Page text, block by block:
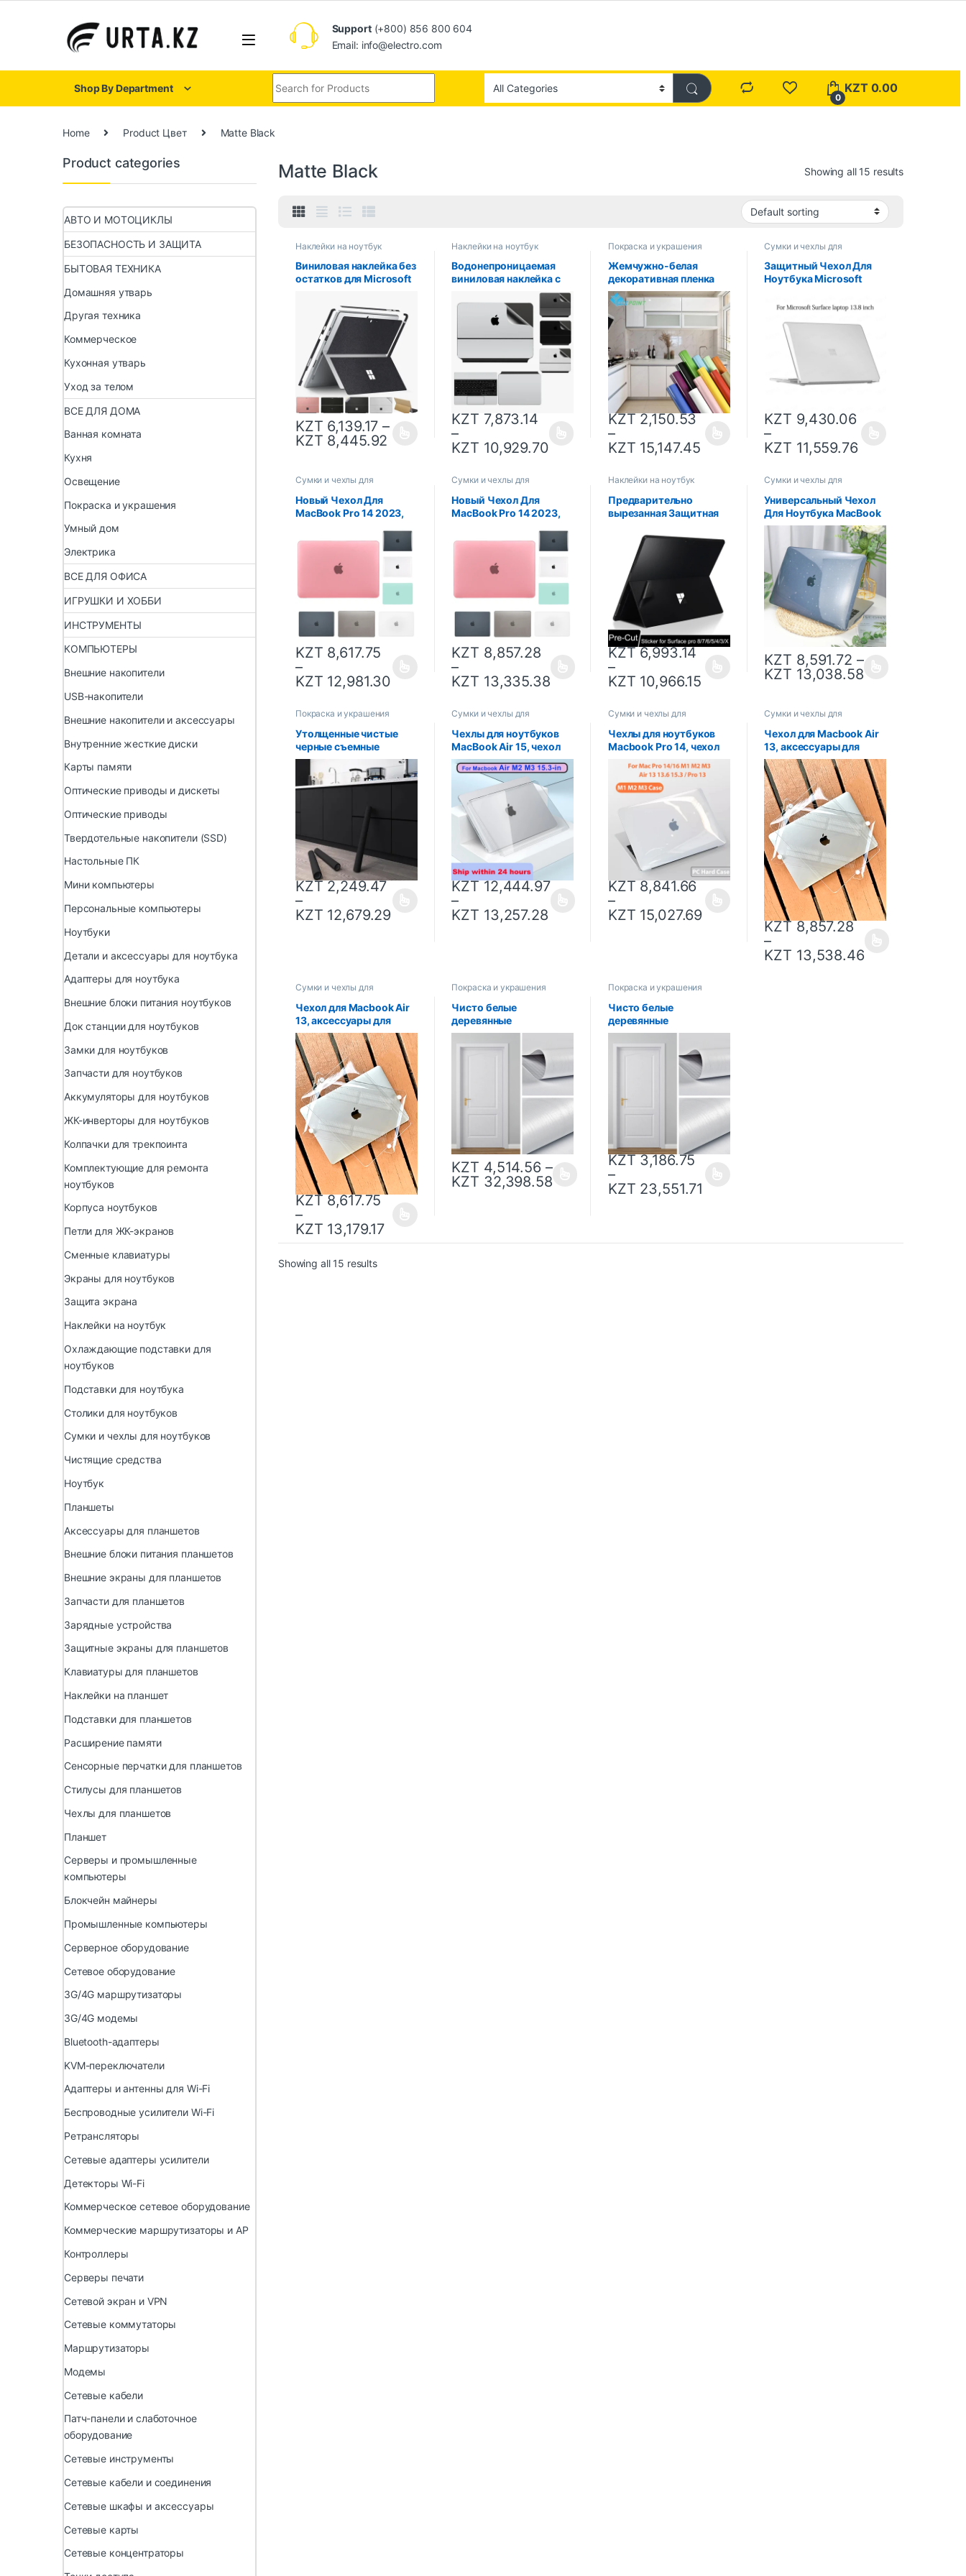
Support(+800) 856 800 604
Email: info@electro.com
Shop By Department
0
KZT 0.00
Home Product Цвет Matte Black
Matte Black Showing all 15 results
Наклейки на ноутбук
Виниловая наклейка без
остатков для Microsoft
8/7/6/5/4/3 Surface Pro
X, задняя крышка,
наклейка на весь
корпус, защита кожи
KZT 6,139.17 –
KZT 8,445.92
Наклейки на ноутбук
Водонепроницаемая
виниловая наклейка с
защитой от царапин
для Magic Keyboard
2020 2021 Ipad Pro 11
12,9 10,9 дюймов,
наклейка без остатков,
пленка
KZT 7,873.14
–
KZT 10,929.70
Покраска и украшения
Жемчужно-белая
декоративная пленка
«сделай сам», ПВХ,
самоклеящаяся
настенная бумага,
наклейки для ремонта
мебели, кухонный
шкаф,
водонепроницаемые
обои
KZT2,150.53
–
KZT 15,147.45
Сумки и чехлы для
Защитный Чехол Для
Ноутбука Microsoft
Модель 2036 2024,
Совместимый С
Surface Laptop 7
KZT 9,430.06
–
KZT 11,559.76
Сумки и чехлы для
ноутбуков
Новый Чехол Для
MacBook Pro 14 2023,
M1 Chip Pro 16 Air 13
13,6 15, Сменный Чехол
Для Ноутбука Из ПВХ
KZT 8,617.75
–
KZT 12,981.30
Сумки и чехлы для
ноутбуков
Новый Чехол Для
MacBook Pro 14 2023,
M3 M2 M1 Pro 16 Air 13
13,6 15, Чехол Для
Ноутбука Из ПВХ
KZT 8,857.28
–
KZT 13,335.38
Наклейки на ноутбук
Предварительно
вырезанная Защитная
наклейка для Microsoft
Surface Pro
9/8/7/6/5/4/3/X,
Защитная пленка для
ноутбука, наклейка для
задней панели и края
KZT6,993.14
–
KZT 10,966.15
Сумки и чехлы для
ноутбуков
Универсальный Чехол
Для Ноутбука MacBook
Air 13/15 M1/M2 И
MacBook Pro 14/16 M3,
Защитный Чехол Из
ПВХ
KZT 8,591.72 –
KZT 13,038.58
Покраска и украшения
Утолщенные чистые
черные съемные
водонепроницаемые
обои, матовая
контактная бумага,
самоклеящаяся
столешница, полка для
шкафа, ПВХ
KZT2,249.47
–
KZT 12,679.29
Сумки и чехлы для
ноутбуков
Чехлы для ноутбуков
MacBook Air 15, чехол
M2 2023, Touch ID,
паста, Macbook Air 15,3
дюйма, 2024 M3 A2941
A3114, чехол Funda
KZT12,444.97
–
KZT 13,257.28
Сумки и чехлы для
ноутбуков
Чехлы для ноутбуков
Macbook Pro 14, чехол
M2 M3 2023 Pro 16,
чехол M1 Mac Book Air
13, чехол 2022 13,6
A2681 Air 15,3 A2941
KZT8,841.66
–
KZT 15,027.69
Сумки и чехлы для
ноутбуков
Чехол для Macbook Air
13, аксессуары для
ноутбуков Macbook Air
M1 M2 2023 Air 15
Funda Macbook Pro 14,
чехол M3 2023 Pro 16
KZT8,857.28
–
KZT 13,538.46
Сумки и чехлы для
ноутбуков
Чехол для Macbook Air
13, аксессуары для
ноутбуков Macbook Air
M1 M2 2023 Air 15
Funda Macbook Pro 14,
чехол M3 2023 Pro 16
KZT8,617.75
–
KZT 13,179.17
Покраска и украшения
Чисто белые
деревянные
самоклеящиеся обои
для шкафа,
виниловые обои из
ПВХ, шкаф для спальни,
мебель, ремонт двери,
наклейка на стену
KZT 4,514.56–
KZT 32,398.58
Покраска и украшения
Чисто белые
деревянные
самоклеящиеся обои
для шкафа,
виниловые обои из
ПВХ, шкаф для спальни,
мебель, ремонт двери,
наклейка на стену
KZT3,186.75
–
KZT 23,551.71
Showing all 15 results
Product categories
АВТО И МОТОЦИКЛЫ
БЕЗОПАСНОСТЬ И ЗАЩИТА
БЫТОВАЯ ТЕХНИКА
Домашняя утварь
Другая техника
Коммерческое
Кухонная утварь
Уход за телом
ВСЕ ДЛЯ ДОМА
Ванная комната
Кухня
Освещение
Покраска и украшения
Умный дом
Электрика
ВСЕ ДЛЯ ОФИСА
ИГРУШКИ И ХОББИ
ИНСТРУМЕНТЫ
КОМПЬЮТЕРЫ
Внешние накопители
USB-накопители
Внешние накопители и аксессуары
Внутренние жесткие диски
Карты памяти
Оптические приводы и дискеты
Оптические приводы
Твердотельные накопители (SSD)
Настольные ПК
Мини компьютеры
Персональные компьютеры
Ноутбуки
Детали и аксессуары для ноутбука
Адаптеры для ноутбука
Внешние блоки питания ноутбуков
Док станции для ноутбуков
Замки для ноутбуков
Запчасти для ноутбуков
Аккумуляторы для ноутбуков
ЖК-инверторы для ноутбуков
Колпачки для трекпоинта
Комплектующие для ремонта
ноутбуков
Корпуса ноутбуков
Петли для ЖК-экранов
Сменные клавиатуры
Экраны для ноутбуков
Защита экрана
Наклейки на ноутбук
Охлаждающие подставки для
ноутбуков
Подставки для ноутбука
Столики для ноутбуков
Сумки и чехлы для ноутбуков
Чистящие средства
Ноутбук
Планшеты
Аксессуары для планшетов
Внешние блоки питания планшетов
Внешние экраны для планшетов
Запчасти для планшетов
Зарядные устройства
Защитные экраны для планшетов
Клавиатуры для планшетов
Наклейки на планшет
Подставки для планшетов
Расширение памяти
Сенсорные перчатки для планшетов
Стилусы для планшетов
Чехлы для планшетов
Планшет
Серверы и промышленные
компьютеры
Блокчейн майнеры
Промышленные компьютеры
Серверное оборудование
Сетевое оборудование
3G/4G маршрутизаторы
3G/4G модемы
Bluetooth-адаптеры
KVM-переключатели
Адаптеры и антенны для Wi-Fi
Беспроводные усилители Wi-Fi
Ретрансляторы
Сетевые адаптеры усилители
Детекторы Wi-Fi
Коммерческое сетевое оборудование
Коммерческие маршрутизаторы и AP
Контроллеры
Серверы печати
Сетевой экран и VPN
Сетевые коммутаторы
Маршрутизаторы
Модемы
Сетевые кабели
Патч-панели и слаботочное
оборудование
Сетевые инструменты
Сетевые кабели и соединения
Сетевые шкафы и аксессуары
Сетевые карты
Сетевые концентраторы